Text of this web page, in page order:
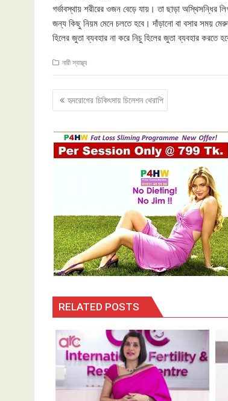
গর্ভাবস্থায় শরীরের ওজন বেড়ে যায়। তা ছাড়া
জন্য কিছু নিয়ম মেনে চলতে হবে। দাঁড়ানো বা বসার সময়
হিলের জুতা ব্যবহার না করে নিচু হিলের জুতা ব্যবহার করতে
নারী স্বাস্থ্য
Post
navigation
হৃদরোগের চিকিৎসায় চিলেশন থেরাপি
RELATED POSTS